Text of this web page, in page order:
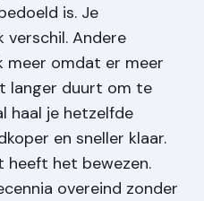
is. Je
Andere
meer omdat er meer
langer duurt om te
haal je hetzelfde
en sneller klaar.
heeft het bewezen.
overeind zonder